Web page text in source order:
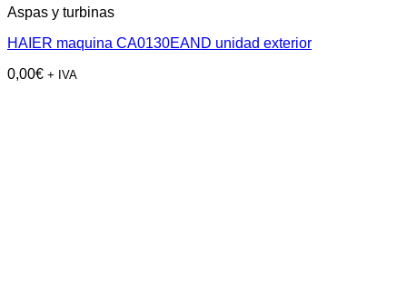
Aspas y turbinas
HAIER maquina CA0130EAND unidad exterior
0,00€ + IVA